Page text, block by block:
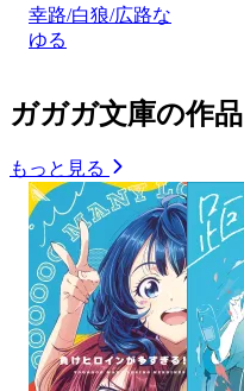
幸路/白狼/広路な
ゆる
ガガガ文庫の作品
もっと見る